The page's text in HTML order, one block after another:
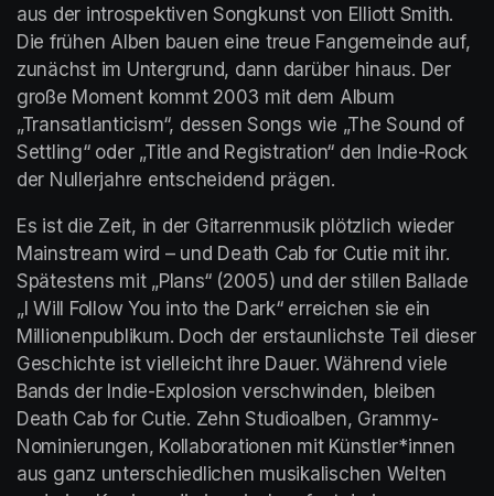
aus der introspektiven Songkunst von Elliott Smith.
Die frühen Alben bauen eine treue Fangemeinde auf,
zunächst im Untergrund, dann darüber hinaus. Der
große Moment kommt 2003 mit dem Album
„Transatlanticism“, dessen Songs wie „The Sound of
Settling“ oder „Title and Registration“ den Indie-Rock
der Nullerjahre entscheidend prägen.
Es ist die Zeit, in der Gitarrenmusik plötzlich wieder
Mainstream wird – und Death Cab for Cutie mit ihr.
Spätestens mit „Plans“ (2005) und der stillen Ballade
„I Will Follow You into the Dark“ erreichen sie ein
Millionenpublikum. Doch der erstaunlichste Teil dieser
Geschichte ist vielleicht ihre Dauer. Während viele
Bands der Indie-Explosion verschwinden, bleiben
Death Cab for Cutie. Zehn Studioalben, Grammy-
Nominierungen, Kollaborationen mit Künstler*innen
aus ganz unterschiedlichen musikalischen Welten